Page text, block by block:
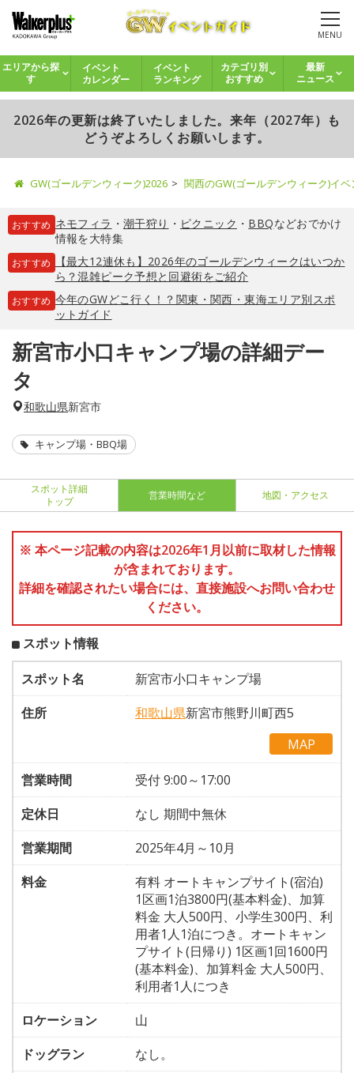
MENU
エリアから探
す
イベント
カレンダー
イベント
ランキング
カテゴリ別
おすすめ
最新
ニュース
2026年の更新は終了いたしました。来年（2027年）も
どうぞよろしくお願いします。
GW(ゴールデンウィーク)2026 関西のGW(ゴールデンウィーク)イ
おすすめ ネモフィラ ・ 潮干狩り ・ ピクニック ・ BBQなどおでかけ
情報を大特集
おすすめ
【最大12連休も】2026年のゴールデンウィークはいつか
ら？混雑ピーク予想と回避術をご紹介
おすすめ 今年のGWどこ行く！？関東・関西・東海エリア別スポ
ットガイド
新宮市小口キャンプ場の詳細デー
タ
和歌山県新宮市
キャンプ場・BBQ場
スポット詳細
トップ
営業時間など 地図・アクセス
※ 本ページ記載の内容は2026年1月以前に取材した情報
が含まれております。
詳細を確認されたい場合には、直接施設へお問い合わせ
ください。
スポット情報
スポット名
新宮市小口キャンプ場
住所
和歌山県新宮市熊野川町西5
MAP
営業時間
受付 9:00～17:00
定休日
なし 期間中無休
営業期間
2025年4月～10月
料金
有料 オートキャンプサイト(宿泊)
1区画1泊3800円(基本料金)、加算
料金 大人500円、小学生300円、利
用者1人1泊につき。オートキャン
プサイト(日帰り) 1区画1回1600円
(基本料金)、加算料金 大人500円、
利用者1人につき
ロケーション
山
ドッグラン
なし。